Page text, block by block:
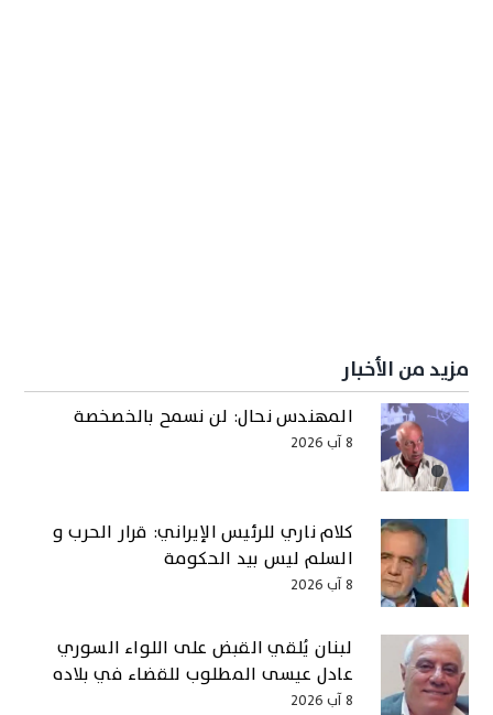
مزيد من الأخبار
المهندس نحال: لن نسمح بالخصخصة
8 آب 2026
كلام ناري للرئيس الإيراني: قرار الحرب و
السلم ليس بيد الحكومة
8 آب 2026
لبنان يُلقي القبض على اللواء السوري
عادل عيسى المطلوب للقضاء في بلاده
8 آب 2026